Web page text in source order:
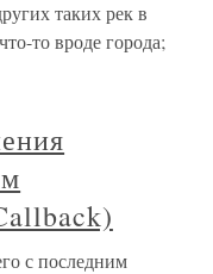
таких рек в
то вроде города;
с последним